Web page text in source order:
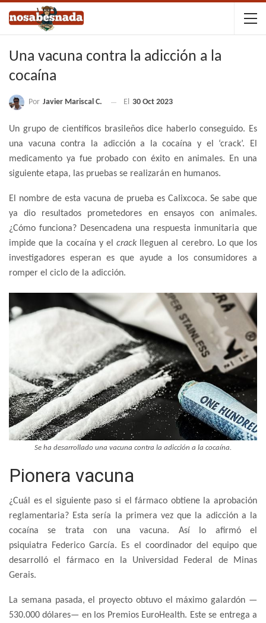
Una vacuna contra la adicción a la
cocaína
Por Javier Mariscal C. El 30 Oct 2023
Un grupo de científicos brasileños dice haberlo conseguido. Es
una vacuna contra la adicción a la cocaína y el ‘crack’. El
medicamento ya fue probado con éxito en animales. En una
siguiente etapa, las pruebas se realizarán en humanos.
El nombre de esta vacuna de prueba es Calixcoca. Se sabe que
ya dio resultados prometedores en ensayos con animales.
¿Cómo funciona? Desencadena una respuesta inmunitaria que
impide que la cocaína y el crack lleguen al cerebro. Lo que los
investigadores esperan es que ayude a los consumidores a
romper el ciclo de la adicción.
Se ha desarrollado una vacuna contra la adicción a la cocaína.
Pionera vacuna
¿Cuál es el siguiente paso si el fármaco obtiene la aprobación
reglamentaria? Esta sería la primera vez que la adicción a la
cocaína se trata con una vacuna. Así lo afirmó el
psiquiatra Federico García. Es el coordinador del equipo que
desarrolló el fármaco en la Universidad Federal de Minas
Gerais.
La semana pasada, el proyecto obtuvo el máximo galardón —
530.000 dólares— en los Premios EuroHealth. Este se entrega a